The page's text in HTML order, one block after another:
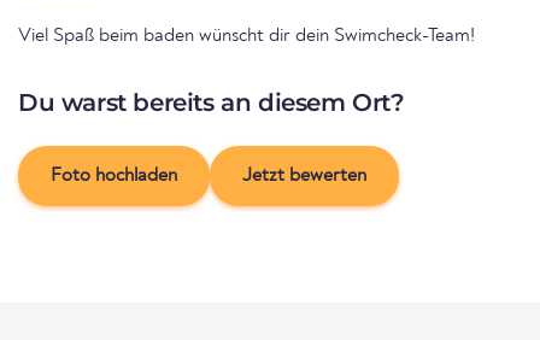
Viel Spaß beim baden wünscht dir dein Swimcheck-Team!
Du warst bereits an diesem Ort?
Foto hochladen Jetzt bewerten